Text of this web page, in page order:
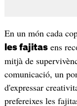
En un món cada
les fajitasens
mitjà de
comunicació, un
d'expressar
prefereixes les